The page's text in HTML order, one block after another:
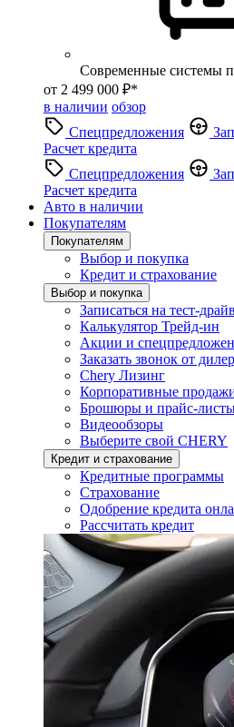
Современные системы
от 2 499 000 ₽*
в наличии обзор
Спецпредложения
Расчет кредита
Спецпредложения
Расчет кредита
Авто в наличии
Покупателям
Покупателям
Выбор и покупка
Кредит и страхование
Выбор и покупка
Записаться на тест-драйв
Калькулятор Трейд-ин
Акции и
Заказать звонок от
Chery Лизинг
Корпоративные
Брошюры и прайс-
Видеообзоры
Выберите свой CHERY
Кредит и страхование
Кредитные программы
Страхование
Одобрение кредита
Рассчитать кредит